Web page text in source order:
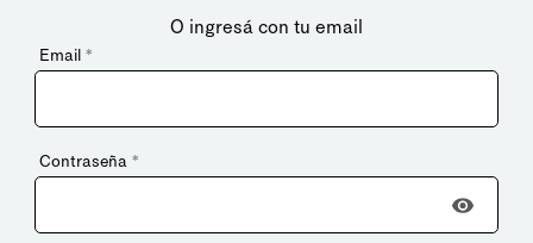
O ingresá con tu email
Email *
Contraseña *